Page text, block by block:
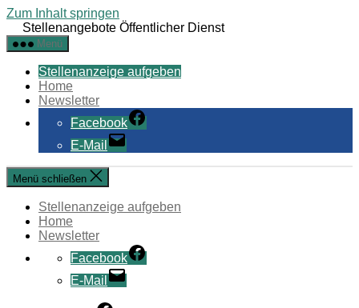
Zum Inhalt springen
Stellenangebote Öffentlicher Dienst
Menü
Stellenanzeige aufgeben
Home
Newsletter
Facebook
E-Mail
Menü schließen
Stellenanzeige aufgeben
Home
Newsletter
Facebook
E-Mail